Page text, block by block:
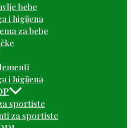
bebe
i higijena
za bebe
i higijena
sportiste
za sportiste